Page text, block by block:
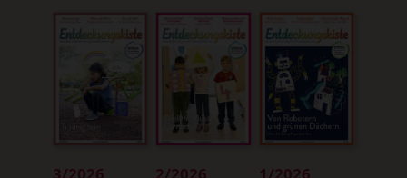
3/2026 2/2026 1/2026